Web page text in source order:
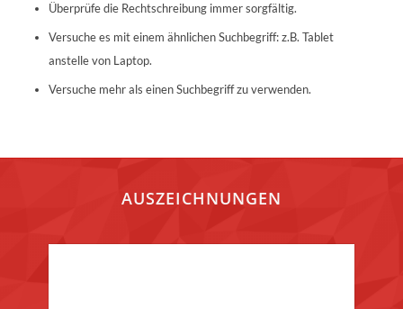
Überprüfe die Rechtschreibung immer sorgfältig.
Versuche es mit einem ähnlichen Suchbegriff: z.B. Tablet
anstelle von Laptop.
Versuche mehr als einen Suchbegriff zu verwenden.
AUSZEICHNUNGEN